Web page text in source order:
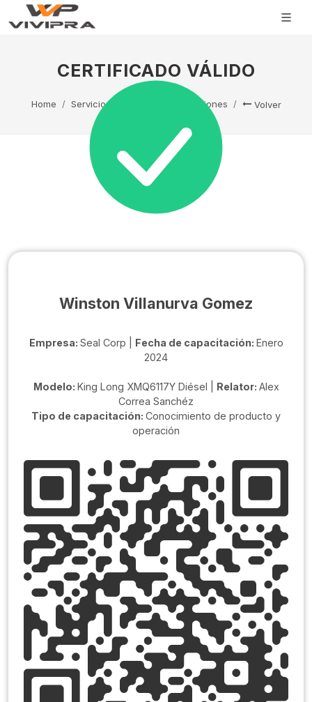
CERTIFICADO VÁLIDO
Home Servicio Técnico Capacitaciones Volver
Winston Villanurva Gomez
Empresa: Seal Corp | Fecha de capacitación: Enero
2024
Modelo: King Long XMQ6117Y Diésel | Relator: Alex
Correa Sanchéz
Tipo de capacitación: Conocimiento de producto y
operación